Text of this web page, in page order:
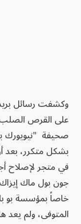
وكشفت رسائل
على القرص
صحيفة "نيويورك
بشكل متكرر، بعد
في متجر لإصلاح
جون بول ماك
خاصاً بمؤسسة بو
المتوفى، ولم يعد